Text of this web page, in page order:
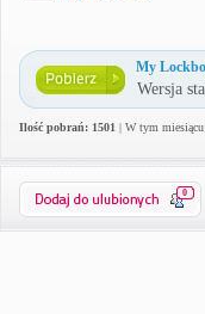
My
Wersja
Ilość pobrań: 1501 | W tym
0